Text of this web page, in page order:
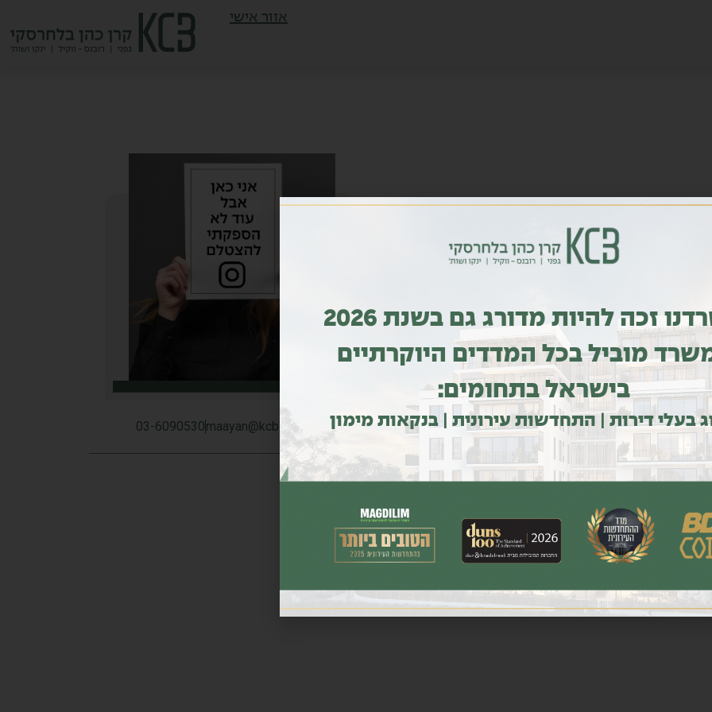
אזור אישי
maayan@kcb.co.il
03-6090530
משרדנו זכה להיות מדורג גם בשנת 2026
מוביל בכל המדדים היוקרתיים
בישראל בתחומים:
בעלי דירות | התחדשות עירונית | בנקאות מימון